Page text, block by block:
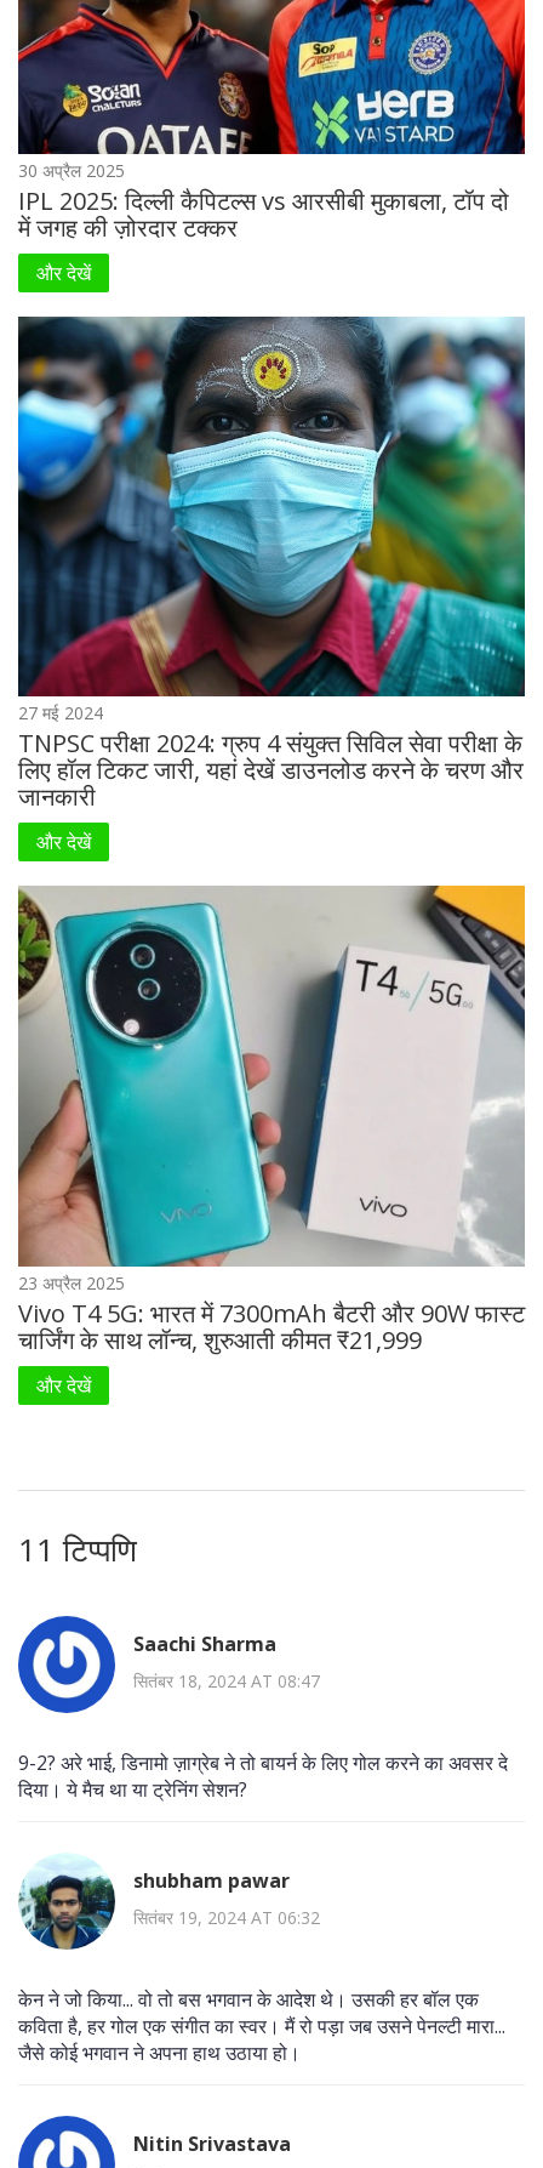
30 अप्रैल 2025
IPL 2025: दिल्ली कैपिटल्स vs आरसीबी मुकाबला, टॉप दो
में जगह की ज़ोरदार टक्कर
और देखें
27 मई 2024
TNPSC परीक्षा 2024: ग्रुप 4 संयुक्त सिविल सेवा परीक्षा के
लिए हॉल टिकट जारी, यहां देखें डाउनलोड करने के चरण और
जानकारी
और देखें
23 अप्रैल 2025
Vivo T4 5G: भारत में 7300mAh बैटरी और 90W फास्ट
चार्जिंग के साथ लॉन्च, शुरुआती कीमत ₹21,999
और देखें
11 टिप्पणि
Saachi Sharma
सितंबर 18, 2024 AT 08:47
9-2? अरे भाई, डिनामो ज़ाग्रेब ने तो बायर्न के लिए गोल करने का अवसर दे
दिया। ये मैच था या ट्रेनिंग सेशन?
shubham pawar
सितंबर 19, 2024 AT 06:32
केन ने जो किया... वो तो बस भगवान के आदेश थे। उसकी हर बॉल एक
कविता है, हर गोल एक संगीत का स्वर। मैं रो पड़ा जब उसने पेनल्टी मारा...
जैसे कोई भगवान ने अपना हाथ उठाया हो।
Nitin Srivastava